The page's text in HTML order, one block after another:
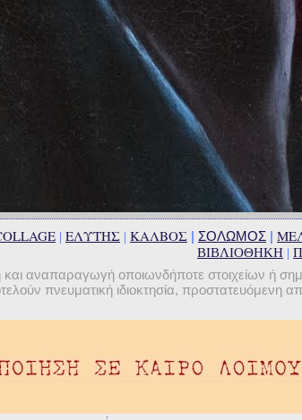
| ΕΛΥΤΗΣ | ΚΑΛΒΟΣ | ΣΟΛΩΜΟΣ |
ΒΙΒΛΙΟΘΗΚΗ |
αναπαραγωγή οποιωνδήποτε στοιχείων ή
πνευματική ιδιοκτησία, προστατευόμενη